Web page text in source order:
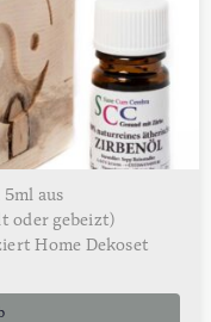
aus
oder gebeizt)
Home Dekoset